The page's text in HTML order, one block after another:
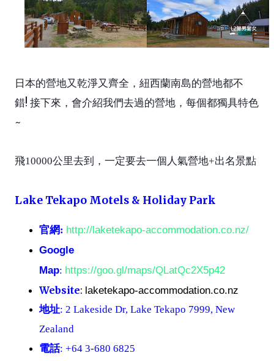
日本的營地又乾淨又齊全，紐西蘭南島的營地都不
錯! 接下來，會介紹我們去過的營地，每個都獨具特色
~
飛10000公里去到，一定要去一個人氣營地+出名景點
Lake Tekapo Motels & Holiday Park
官網: http://laketekapo-accommodation.co.nz/
Google
Map: https://goo.gl/maps/QLatQc2X5p42
Website: laketekapo-accommodation.co.nz
地址: 2 Lakeside Dr, Lake Tekapo 7999, New
Zealand
電話: +64 3-680 6825